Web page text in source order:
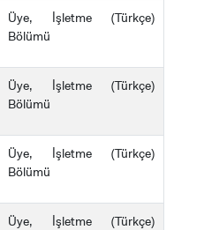
Üye, İşletme (Türkçe)
Bölümü
Üye, İşletme (Türkçe)
Bölümü
Üye, İşletme (Türkçe)
Bölümü
Üye, İşletme (Türkçe)